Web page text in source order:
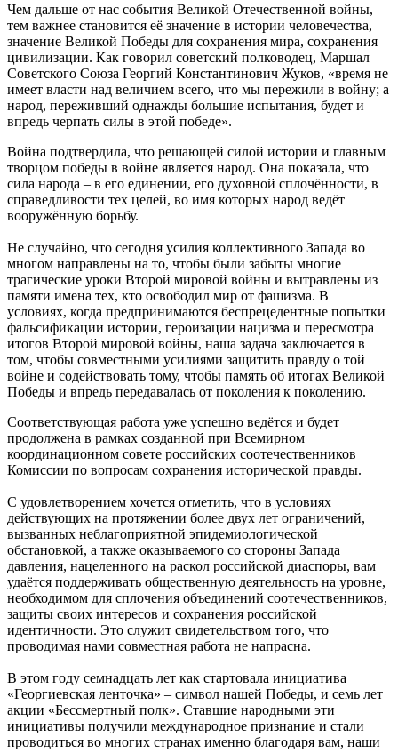
Чем дальше от нас события Великой Отечественной войны,
тем важнее становится её значение в истории человечества,
значение Великой Победы для сохранения мира, сохранения
цивилизации. Как говорил советский полководец, Маршал
Советского Союза Георгий Константинович Жуков, «время не
имеет власти над величием всего, что мы пережили в войну; а
народ, переживший однажды большие испытания, будет и
впредь черпать силы в этой победе».
Война подтвердила, что решающей силой истории и главным
творцом победы в войне является народ. Она показала, что
сила народа – в его единении, его духовной сплочённости, в
справедливости тех целей, во имя которых народ ведёт
вооружённую борьбу.
Не случайно, что сегодня усилия коллективного Запада во
многом направлены на то, чтобы были забыты многие
трагические уроки Второй мировой войны и вытравлены из
памяти имена тех, кто освободил мир от фашизма. В
условиях, когда предпринимаются беспрецедентные попытки
фальсификации истории, героизации нацизма и пересмотра
итогов Второй мировой войны, наша задача заключается в
том, чтобы совместными усилиями защитить правду о той
войне и содействовать тому, чтобы память об итогах Великой
Победы и впредь передавалась от поколения к поколению.
Соответствующая работа уже успешно ведётся и будет
продолжена в рамках созданной при Всемирном
координационном совете российских соотечественников
Комиссии по вопросам сохранения исторической правды.
С удовлетворением хочется отметить, что в условиях
действующих на протяжении более двух лет ограничений,
вызванных неблагоприятной эпидемиологической
обстановкой, а также оказываемого со стороны Запада
давления, нацеленного на раскол российской диаспоры, вам
удаётся поддерживать общественную деятельность на уровне,
необходимом для сплочения объединений соотечественников,
защиты своих интересов и сохранения российской
идентичности. Это служит свидетельством того, что
проводимая нами совместная работа не напрасна.
В этом году семнадцать лет как стартовала инициатива
«Георгиевская ленточка» – символ нашей Победы, и семь лет
акции «Бессмертный полк». Ставшие народными эти
инициативы получили международное признание и стали
проводиться во многих странах именно благодаря вам, наши